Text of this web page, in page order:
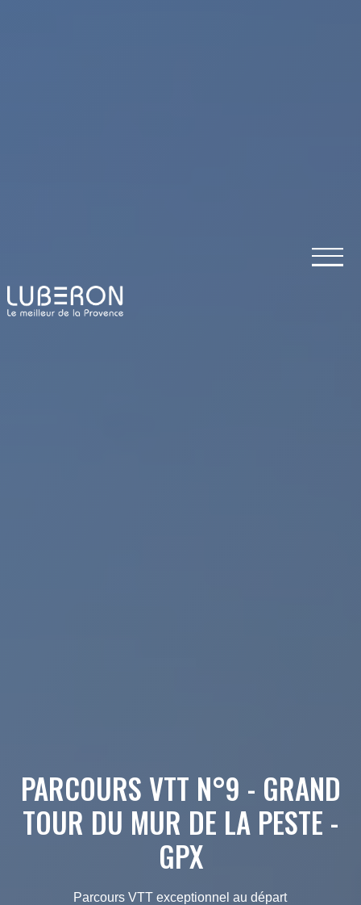
PARCOURS VTT N°9 - GRAND
TOUR DU MUR DE LA PESTE -
GPX
Parcours VTT exceptionnel au départ